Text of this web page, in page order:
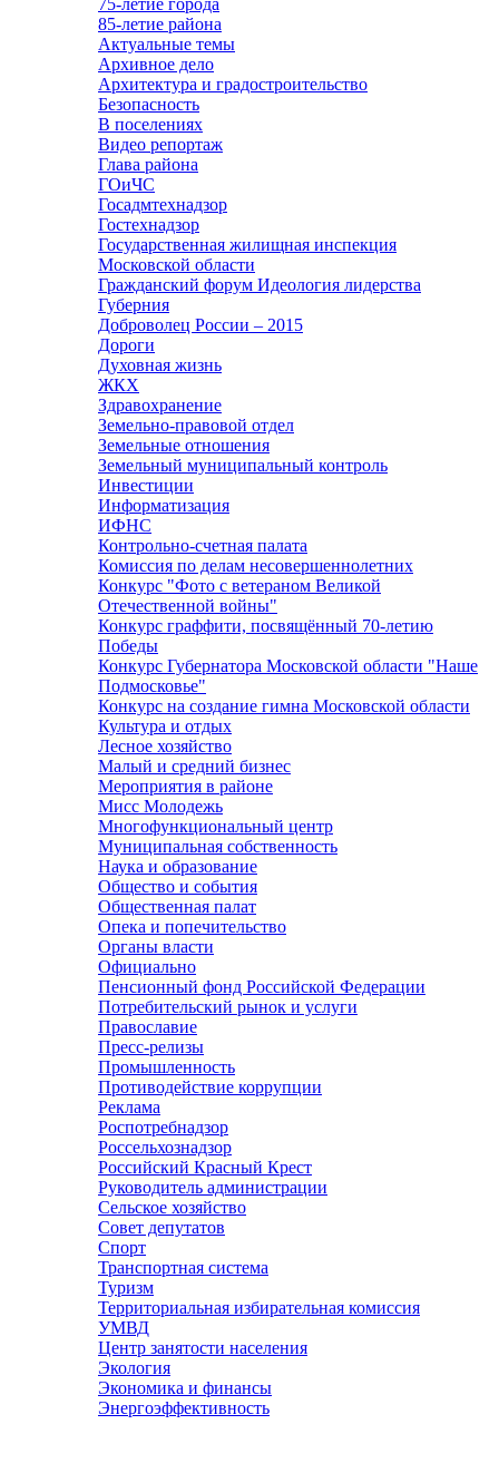
75-летие города
85-летие района
Актуальные темы
Архивное дело
Архитектура и градостроительство
Безопасность
В поселениях
Видео репортаж
Глава района
ГОиЧС
Госадмтехнадзор
Гостехнадзор
Государственная жилищная инспекция
Московской области
Гражданский форум Идеология лидерства
Губерния
Доброволец России – 2015
Дороги
Духовная жизнь
ЖКХ
Здравохранение
Земельно-правовой отдел
Земельные отношения
Земельный муниципальный контроль
Инвестиции
Информатизация
ИФНС
Контрольно-счетная палата
Комиссия по делам несовершеннолетних
Конкурс "Фото с ветераном Великой
Отечественной войны"
Конкурс граффити, посвящённый 70-летию
Победы
Конкурс Губернатора Московской области "Наше
Подмосковье"
Конкурс на создание гимна Московской области
Культура и отдых
Лесное хозяйство
Малый и средний бизнес
Мероприятия в районе
Мисс Молодежь
Многофункциональный центр
Муниципальная собственность
Наука и образование
Общество и события
Общественная палат
Опека и попечительство
Органы власти
Официально
Пенсионный фонд Российской Федерации
Потребительский рынок и услуги
Православие
Пресс-релизы
Промышленность
Противодействие коррупции
Реклама
Роспотребнадзор
Россельхознадзор
Российский Красный Крест
Руководитель администрации
Сельское хозяйство
Совет депутатов
Спорт
Транспортная система
Туризм
Территориальная избирательная комиссия
УМВД
Центр занятости населения
Экология
Экономика и финансы
Энергоэффективность